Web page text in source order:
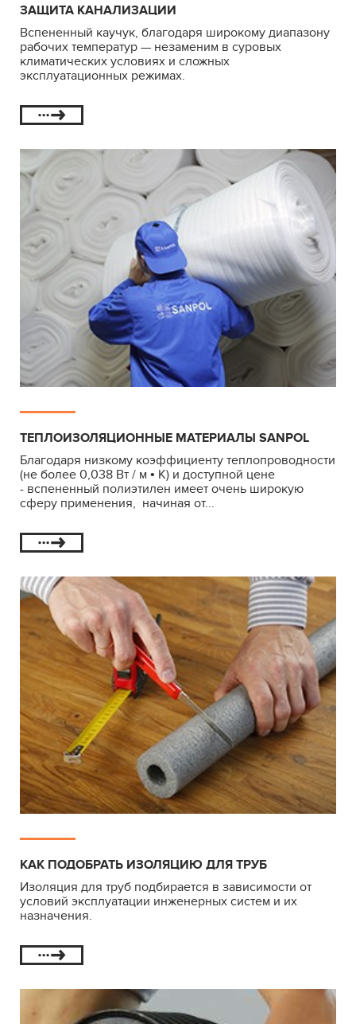
ЗАЩИТА КАНАЛИЗАЦИИ
Вспененный каучук, благодаря широкому диапазону
рабочих температур — незаменим в суровых
климатических условиях и сложных
эксплуатационных режимах.
ТЕПЛОИЗОЛЯЦИОННЫЕ МАТЕРИАЛЫ SANPOL
Благодаря низкому коэффициенту теплопроводности
(не более 0,038 Вт / м • К) и доступной цене
- вспененный полиэтилен имеет очень широкую
сферу применения, начиная от...
КАК ПОДОБРАТЬ ИЗОЛЯЦИЮ ДЛЯ ТРУБ
Изоляция для труб подбирается в зависимости от
условий эксплуатации инженерных систем и их
назначения.